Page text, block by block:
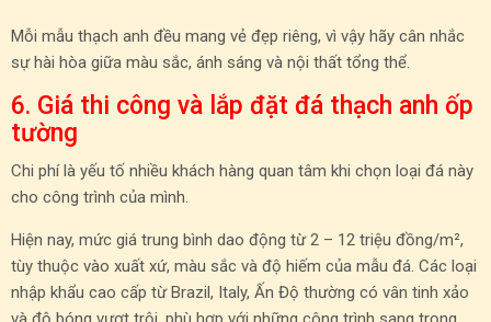
Mỗi mẫu thạch anh đều mang vẻ đẹp riêng, vì vậy hãy cân nhắc
sự hài hòa giữa màu sắc, ánh sáng và nội thất tổng thể.
6. Giá thi công và lắp đặt đá thạch anh ốp
tường
Chi phí là yếu tố nhiều khách hàng quan tâm khi chọn loại đá này
cho công trình của mình.
Hiện nay, mức giá trung bình dao động từ 2 – 12 triệu đồng/m²,
tùy thuộc vào xuất xứ, màu sắc và độ hiếm của mẫu đá. Các loại
nhập khẩu cao cấp từ Brazil, Italy, Ấn Độ thường có vân tinh xảo